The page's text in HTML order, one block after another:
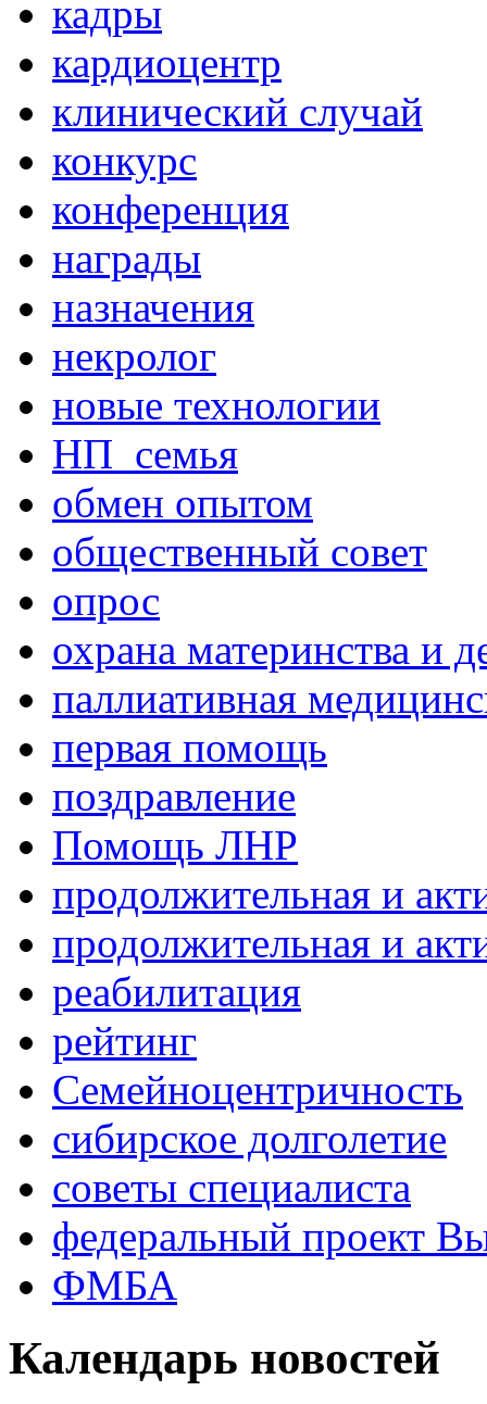
кадры
кардиоцентр
клинический случай
конкурс
конференция
награды
назначения
некролог
новые технологии
НП_семья
обмен опытом
общественный совет
опрос
охрана материнства и
паллиативная
первая помощь
поздравление
Помощь ЛНР
продолжительная и
продолжительная и
реабилитация
рейтинг
Семейноцентричность
сибирское долголетие
советы специалиста
федеральный проект
ФМБА
Календарь новостей